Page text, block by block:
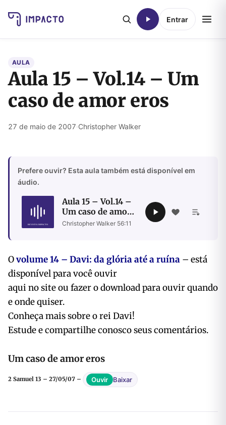
Entrar
AULA
Aula 15 – Vol.14 – Um
caso de amor eros
27 de maio de 2007·Christopher Walker
Prefere ouvir? Esta aula também está disponível em
áudio.
Aula 15 – Vol.14 –
Um caso de amor
eros
Christopher Walker 56:11
Ovolume 14 – Davi: da glória até a ruína – está
disponível para você ouvir
aqui no site ou fazer o download para ouvir quando
e onde quiser.
Conheça mais sobre o rei Davi!
Estude e compartilhe conosco seus comentários.
Um caso de amor eros
2 Samuel 13 – 27/05/07 – Ouvir Baixar